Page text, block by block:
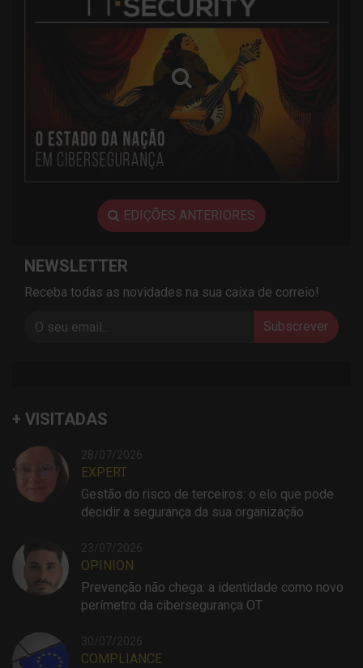
EDIÇÕES ANTERIORES
NEWSLETTER
Receba todas as novidades na sua caixa de correio!
Subscrever
+ VISITADAS
28/07/2026
EXPERT
Gestão do risco de terceiros: o elo que pode
decidir a segurança da sua organização
23/07/2026
OPINION
Prevenção não chega: a identidade como novo
perímetro da cibersegurança OT
30/07/2026
COMPLIANCE